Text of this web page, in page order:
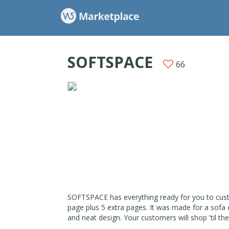
SOFTSPACE 66
SOFTSPACE has everything ready for you to
page plus 5 extra pages. It was made for a
and neat design. Your customers will shop 'til